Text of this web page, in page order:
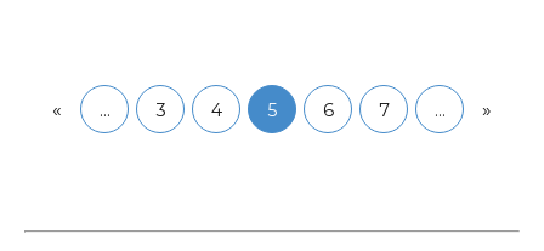
« … 3 4 5 6 7 … »